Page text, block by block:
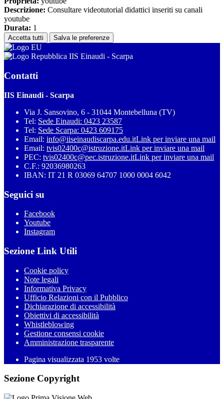
Descrizione: Consultare videotutorial didattici inseriti su canali
youtube
Durata: 1
Accetta tutti Salva le preferenze
IIS Einaudi - Scarpa
Contatti
IIS Einaudi - Scarpa
Via J. Sansovino, 6 - 31044 Montebelluna (TV)
Tel: Sede Einaudi: 0423 23587
Tel: Sede Scarpa: 0423 609175
Email: info@iiseinaudiscarpa.edu.itLink per inviare una mail
Email: tvis02400c@istruzione.itLink per inviare una mail
PEC: tvis02400c@pec.istruzione.itLink per inviare una mail
C.F.: 92036980263
IBAN: IT 21 R 03069 64707 1000 0004 6042
Seguici su
Facebook
Youtube
Instagram
Sezione Link Utili
Cookie policy
Note legali
Informativa Privacy
Ufficio Relazioni con il Pubblico
Dichiarazione di accessibilità
Obiettivi di accessibilità
Whistleblowing
Gestione consensi cookie
Amministrazione trasparente
Pagina visualizzata 1953 volte
Sezione Copyright